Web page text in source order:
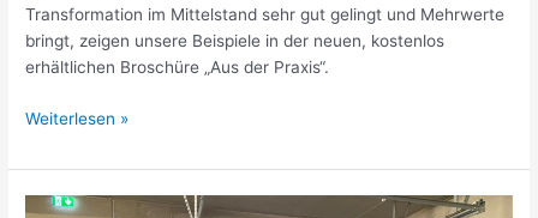
Transformation im Mittelstand sehr gut gelingt und Mehrwerte
bringt, zeigen unsere Beispiele in der neuen, kostenlos
erhältlichen Broschüre „Aus der Praxis“.
Weiterlesen »
Exportschlager: